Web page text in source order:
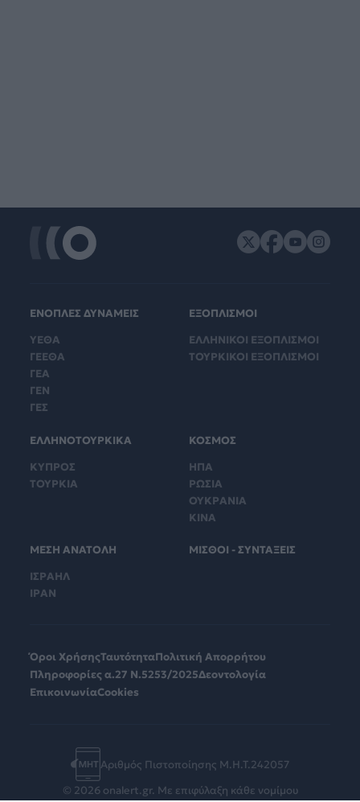
ΕΝΟΠΛΕΣ ΔΥΝΑΜΕΙΣ
ΥΕΘΑ
ΓΕΕΘΑ
ΓΕΑ
ΓΕΝ
ΓΕΣ
ΕΞΟΠΛΙΣΜΟΙ
ΕΛΛΗΝΙΚΟΙ ΕΞΟΠΛΙΣΜΟΙ
ΤΟΥΡΚΙΚΟΙ ΕΞΟΠΛΙΣΜΟΙ
ΕΛΛΗΝΟΤΟΥΡΚΙΚΑ
ΚΥΠΡΟΣ
ΤΟΥΡΚΙΑ
ΚΟΣΜΟΣ
ΗΠΑ
ΡΩΣΙΑ
ΟΥΚΡΑΝΙΑ
ΚΙΝΑ
ΜΕΣΗ ΑΝΑΤΟΛΗ
ΙΣΡΑΗΛ
ΙΡΑΝ
ΜΙΣΘΟΙ - ΣΥΝΤΑΞΕΙΣ
Όροι ΧρήσηςΤαυτότηταΠολιτική Απορρήτου
Πληροφορίες α.27 Ν.5253/2025Δεοντολογία
ΕπικοινωνίαCookies
Αριθμός Πιστοποίησης Μ.Η.Τ.242057
© 2026 onalert.gr. Με επιφύλαξη κάθε νομίμου